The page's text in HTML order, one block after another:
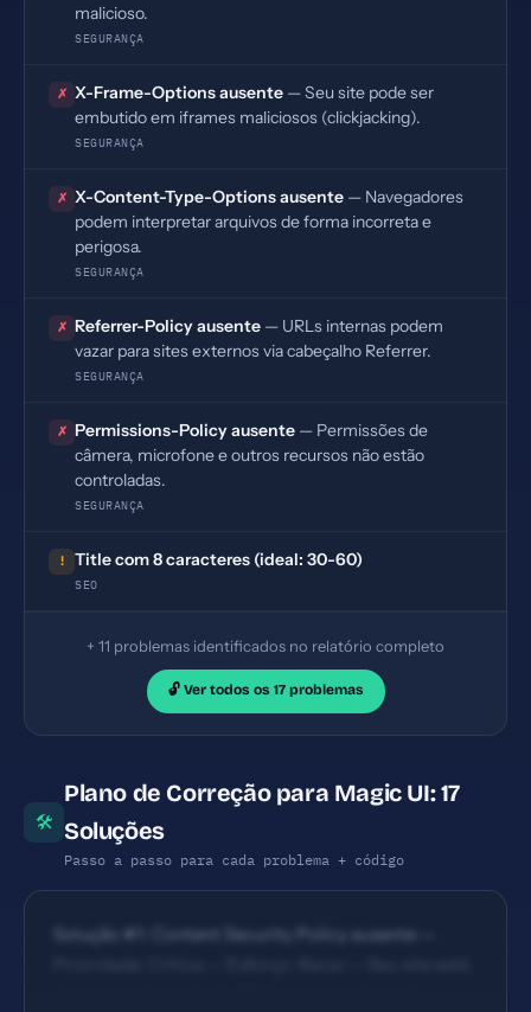
malicioso.
SEGURANÇA
✗ X-Frame-Options ausente — Seu site pode ser
embutido em iframes maliciosos (clickjacking).
SEGURANÇA
✗ X-Content-Type-Options ausente — Navegadores
podem interpretar arquivos de forma incorreta e
perigosa.
SEGURANÇA
✗ Referrer-Policy ausente — URLs internas podem
vazar para sites externos via cabeçalho Referrer.
SEGURANÇA
✗ Permissions-Policy ausente — Permissões de
câmera, microfone e outros recursos não estão
controladas.
SEGURANÇA
! Title com 8 caracteres (ideal: 30-60)
SEO
+ 11 problemas identificados no relatório completo
🔓 Ver todos os 17 problemas
🛠
Plano de Correção para Magic UI: 17
Soluções
Passo a passo para cada problema + código
Solução #1: Content Security Policy ausente —